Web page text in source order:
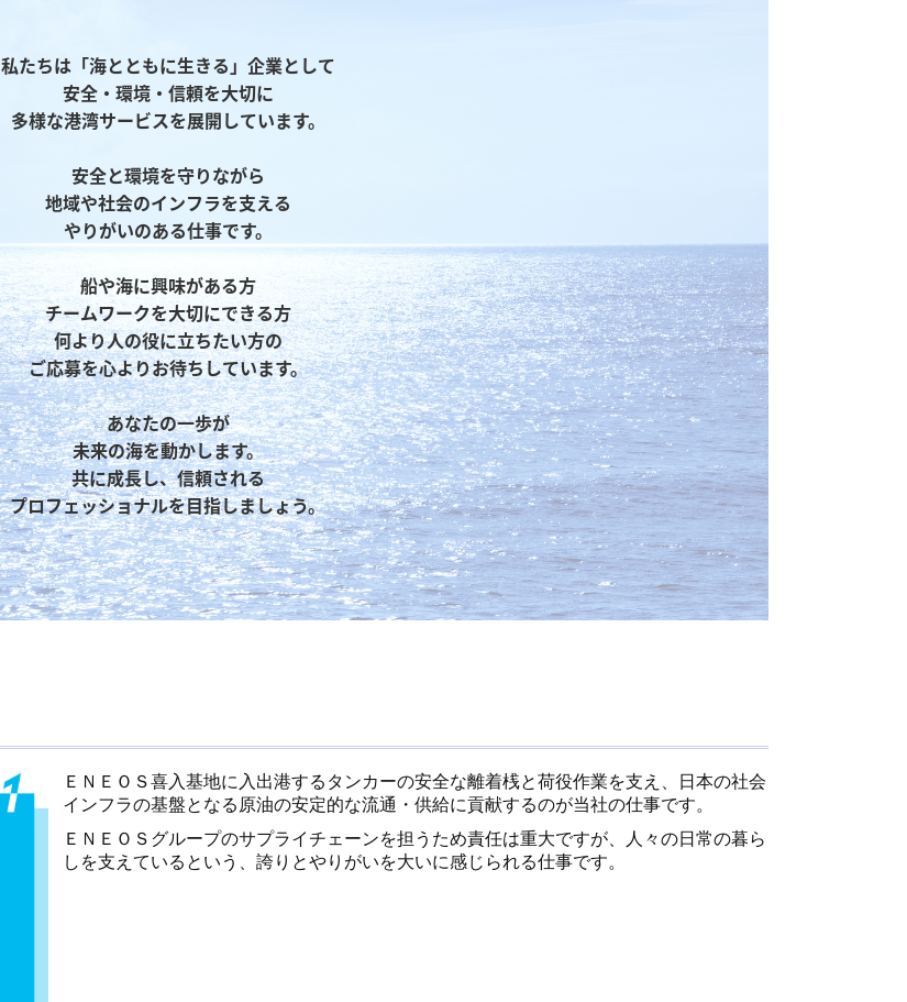
私たちは「海とともに生きる」企業として
安全・環境・信頼を大切に
多様な港湾サービスを展開しています。
安全と環境を守りながら
地域や社会のインフラを支える
やりがいのある仕事です。
船や海に興味がある方
チームワークを大切にできる方
何より人の役に立ちたい方の
ご応募を心よりお待ちしています。
あなたの一歩が
未来の海を動かします。
共に成長し、信頼される
プロフェッショナルを目指しましょう。
ＥＮＥＯＳ喜入基地に入出港するタンカーの安全な離着桟と荷役作業を支え、日本の社会
インフラの基盤となる原油の安定的な流通・供給に貢献するのが当社の仕事です。
ＥＮＥＯＳグループのサプライチェーンを担うため責任は重大ですが、人々の日常の暮ら
しを支えているという、誇りとやりがいを大いに感じられる仕事です。